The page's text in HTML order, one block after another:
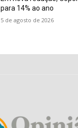
para 14% ao ano
5 de agosto de 2026